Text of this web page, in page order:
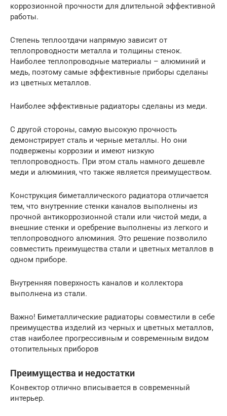
коррозионной прочности для длительной эффективной
работы.
Степень теплоотдачи напрямую зависит от
теплопроводности металла и толщины стенок.
Наиболее теплопроводные материалы – алюминий и
медь, поэтому самые эффективные приборы сделаны
из цветных металлов.
Наиболее эффективные радиаторы сделаны из меди.
С другой стороны, самую высокую прочность
демонстрирует сталь и черные металлы. Но они
подвержены коррозии и имеют низкую
теплопроводность. При этом сталь намного дешевле
меди и алюминия, что также является преимуществом.
Конструкция биметаллического радиатора отличается
тем, что внутренние стенки каналов выполнены из
прочной антикоррозионной стали или чистой меди, а
внешние стенки и оребрение выполнены из легкого и
теплопроводного алюминия. Это решение позволило
совместить преимущества стали и цветных металлов в
одном приборе.
Внутренняя поверхность каналов и коллектора
выполнена из стали.
Важно! Биметаллические радиаторы совместили в себе
преимущества изделий из черных и цветных металлов,
став наиболее прогрессивным и современным видом
отопительных приборов
Преимущества и недостатки
Конвектор отлично вписывается в современный
интерьер.